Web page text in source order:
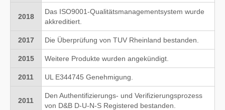
2018
Das ISO9001-Qualitätsmanagementsystem wurde
akkreditiert.
2017 Die Überprüfung von TUV Rheinland bestanden.
2015 Weitere Produkte wurden angekündigt.
2011 UL E344745 Genehmigung.
2011
Den Authentifizierungs- und Verifizierungsprozess
von D&B D-U-N-S Registered bestanden.